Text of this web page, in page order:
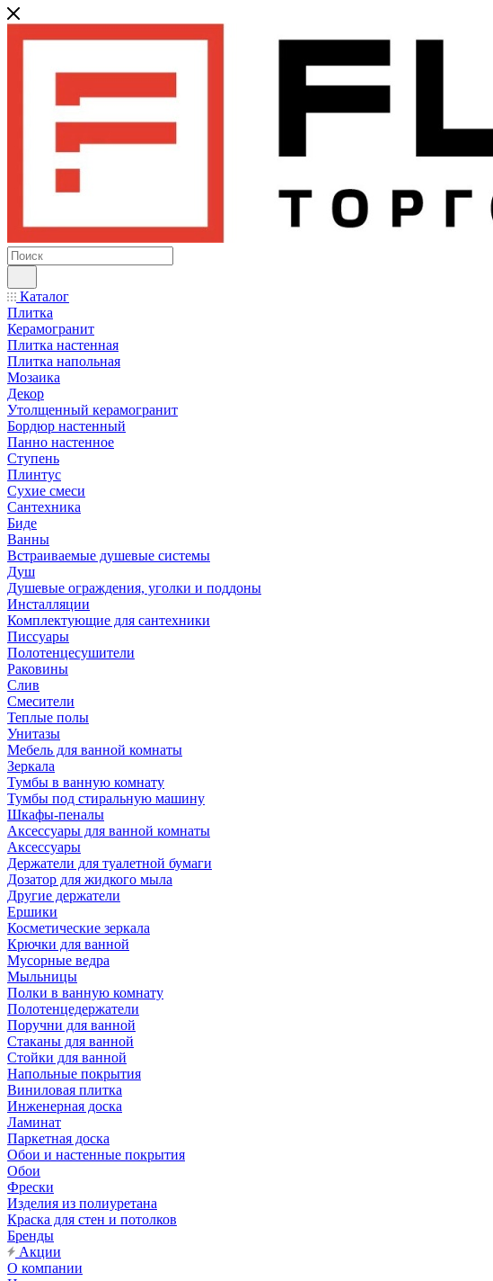
Каталог
Плитка
Керамогранит
Плитка настенная
Плитка напольная
Мозаика
Декор
Утолщенный керамогранит
Бордюр настенный
Панно настенное
Ступень
Плинтус
Сухие смеси
Сантехника
Биде
Ванны
Встраиваемые душевые системы
Душ
Душевые ограждения, уголки и поддоны
Инсталляции
Комплектующие для сантехники
Писсуары
Полотенцесушители
Раковины
Слив
Смесители
Теплые полы
Унитазы
Мебель для ванной комнаты
Зеркала
Тумбы в ванную комнату
Тумбы под стиральную машину
Шкафы-пеналы
Аксессуары для ванной комнаты
Аксессуары
Держатели для туалетной бумаги
Дозатор для жидкого мыла
Другие держатели
Ершики
Косметические зеркала
Крючки для ванной
Мусорные ведра
Мыльницы
Полки в ванную комнату
Полотенцедержатели
Поручни для ванной
Стаканы для ванной
Стойки для ванной
Напольные покрытия
Виниловая плитка
Инженерная доска
Ламинат
Паркетная доска
Обои и настенные покрытия
Обои
Фрески
Изделия из полиуретана
Краска для стен и потолков
Бренды
Акции
О компании